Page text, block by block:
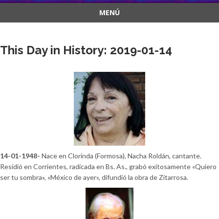
MENÚ
contenido
This Day in History: 2019-01-14
14-01-1948- Nace en Clorinda (Formosa), Nacha Roldán, cantante.
Residió en Corrientes, radicada en Bs. As., grabó exitosamente «Quiero
ser tu sombra», «México de ayer», difundió la obra de Zitarrosa.